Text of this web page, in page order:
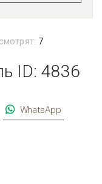
7
ID: 4836
WhatsApp